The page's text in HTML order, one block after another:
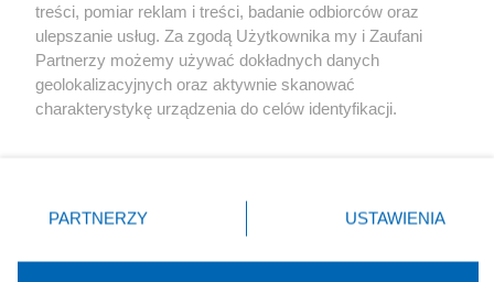
X Facebook Instagram Youtube
treści, pomiar reklam i treści, badanie odbiorców oraz
ulepszanie usług. Za zgodą Użytkownika my i Zaufani
Partnerzy możemy używać dokładnych danych
geolokalizacyjnych oraz aktywnie skanować
charakterystykę urządzenia do celów identyfikacji.
zmienić/wycofać klikając przycisk ustawień prywatności
znajdujący się w lewym dolnym rogu strony
rodzaje przetwarzania danych nie wymagają zgody
PARTNERZY USTAWIENIA